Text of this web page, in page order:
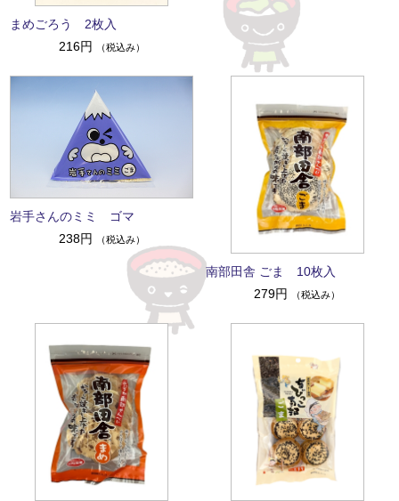
まめごろう 2枚入
216円
（税込み）
岩手さんのミミ ゴマ
238円
（税込み）
南部田舎 ごま 10枚入
279円
（税込み）